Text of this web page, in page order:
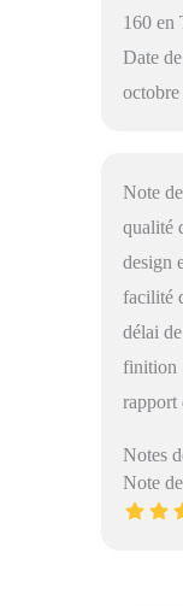
160 en
Date
Note
qualité
design
facilité
délai
finition
rapport
Notes
Note